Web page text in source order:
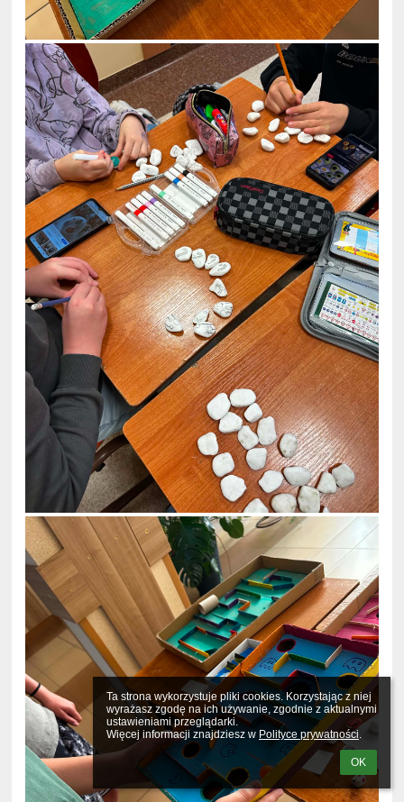
Ta strona wykorzystuje pliki cookies. Korzystając z niej
wyrażasz zgodę na ich używanie, zgodnie z aktualnymi
ustawieniami przeglądarki.
Więcej informacji znajdziesz w Polityce prywatności.
OK